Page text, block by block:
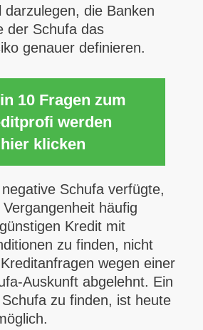
darzulegen, die Banken
der Schufa das
genauer definieren.
10 Fragen zum
werden
hier klicken
Schufa verfügte,
häufig
Kredit mit
zu finden, nicht
wegen einer
Auskunft abgelehnt. Ein
zu finden, ist heute